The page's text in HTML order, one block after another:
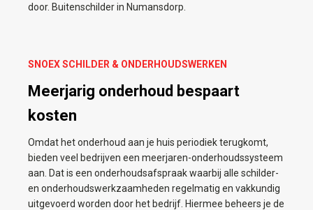
door. Buitenschilder in Numansdorp.
SNOEX SCHILDER & ONDERHOUDSWERKEN
Meerjarig onderhoud bespaart
kosten
Omdat het onderhoud aan je huis periodiek terugkomt,
bieden veel bedrijven een meerjaren-onderhoudssysteem
aan. Dat is een onderhoudsafspraak waarbij alle schilder-
en onderhoudswerkzaamheden regelmatig en vakkundig
uitgevoerd worden door het bedrijf. Hiermee beheers je de